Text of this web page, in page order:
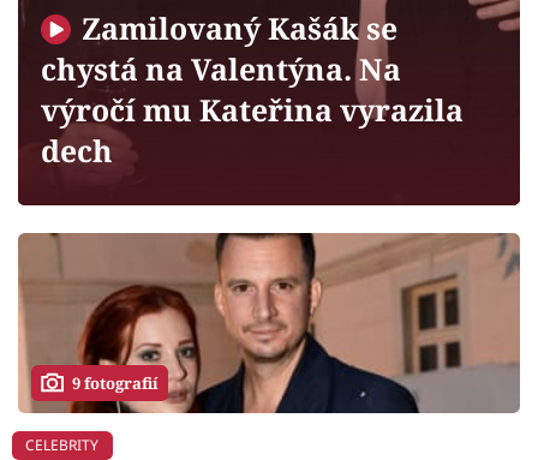
Sledujte prima+
Filmový festival Karlovy Vary
Mámy sobě
Přihlášení
Sledujte nás
Zamilovaný Kašák se
chystá na Valentýna. Na
výročí mu Kateřina vyrazila
dech
9 fotografií
CELEBRITY